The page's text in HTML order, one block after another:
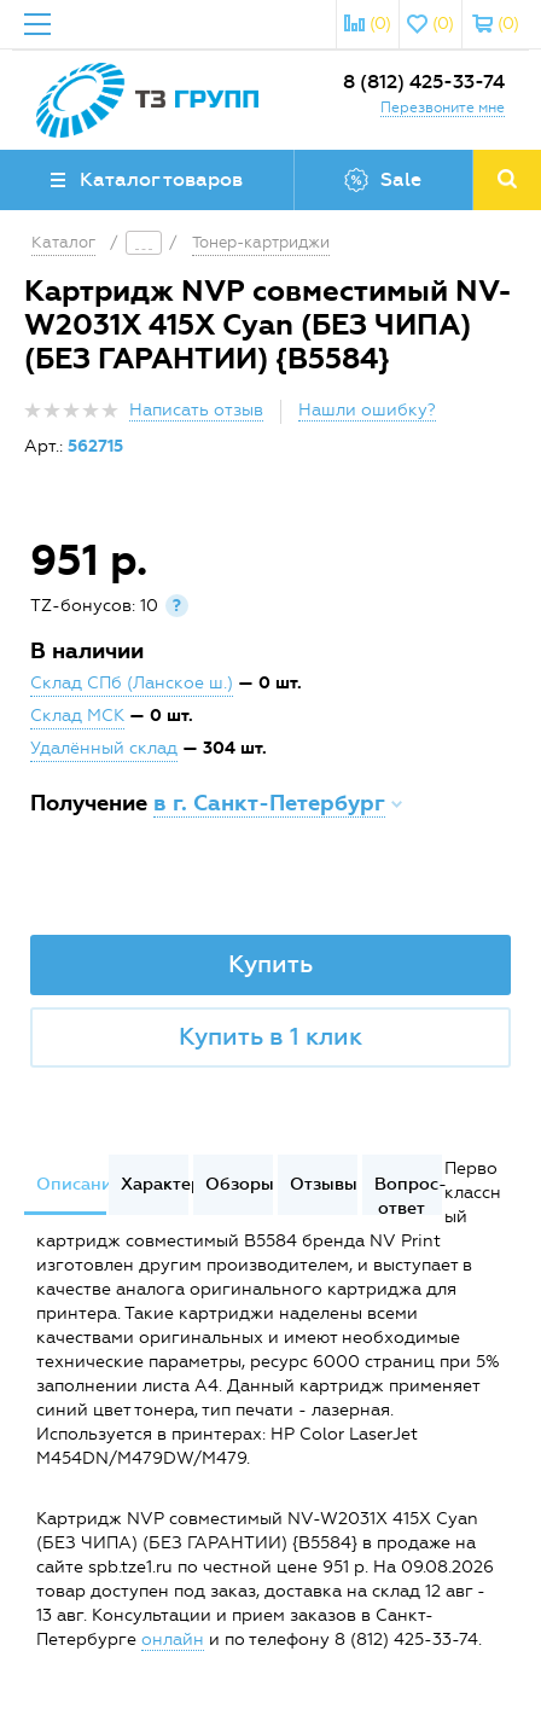
(0)
(0)
(0)
8 (812) 425-33-74
Перезвоните мне
Каталог товаров Sale
Каталог / / Тонер-картриджи
Картридж NVP совместимый NV-
W2031X 415X Cyan (БЕЗ ЧИПА)
(БЕЗ ГАРАНТИИ) {B5584}
Написать отзыв
Нашли ошибку?
Арт.: 562715
951 р.
TZ-бонусов: 10 ?
В наличии
Склад СПб (Ланское ш.) — 0 шт.
Склад МСК — 0 шт.
Удалённый склад — 304 шт.
Получение в г. Санкт-Петербург
Купить
Купить в 1 клик
ОписаниеХарактеристики
Обзоры Отзывы
Вопрос-
ответ
Перво
классн
ый
картридж совместимый B5584 бренда NV Print
изготовлен другим производителем, и выступает в
качестве аналога оригинального картриджа для
принтера. Такие картриджи наделены всеми
качествами оригинальных и имеют необходимые
технические параметры, ресурс 6000 страниц при 5%
заполнении листа А4. Данный картридж применяет
синий цвет тонера, тип печати - лазерная.
Используется в принтерах: HP Color LaserJet
M454DN/M479DW/M479.
Картридж NVP совместимый NV-W2031X 415X Cyan
(БЕЗ ЧИПА) (БЕЗ ГАРАНТИИ) {B5584} в продаже на
сайте spb.tze1.ru по честной цене 951 р. На 09.08.2026
товар доступен под заказ, доставка на склад 12 авг -
13 авг. Консультации и прием заказов в Санкт-
Петербурге онлайн и по телефону 8 (812) 425-33-74.